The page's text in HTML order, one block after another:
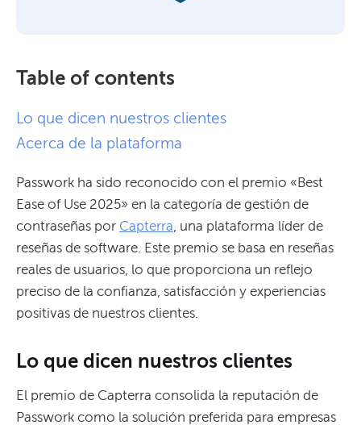
Table of contents
Lo que dicen nuestros clientes
Acerca de la plataforma
Passwork ha sido reconocido con el premio «Best
Ease of Use 2025» en la categoría de gestión de
contraseñas por Capterra , una plataforma líder de
reseñas de software. Este premio se basa en reseñas
reales de usuarios, lo que proporciona un reflejo
preciso de la confianza, satisfacción y experiencias
positivas de nuestros clientes.
Lo que dicen nuestros clientes
El premio de Capterra consolida la reputación de
Passwork como la solución preferida para empresas